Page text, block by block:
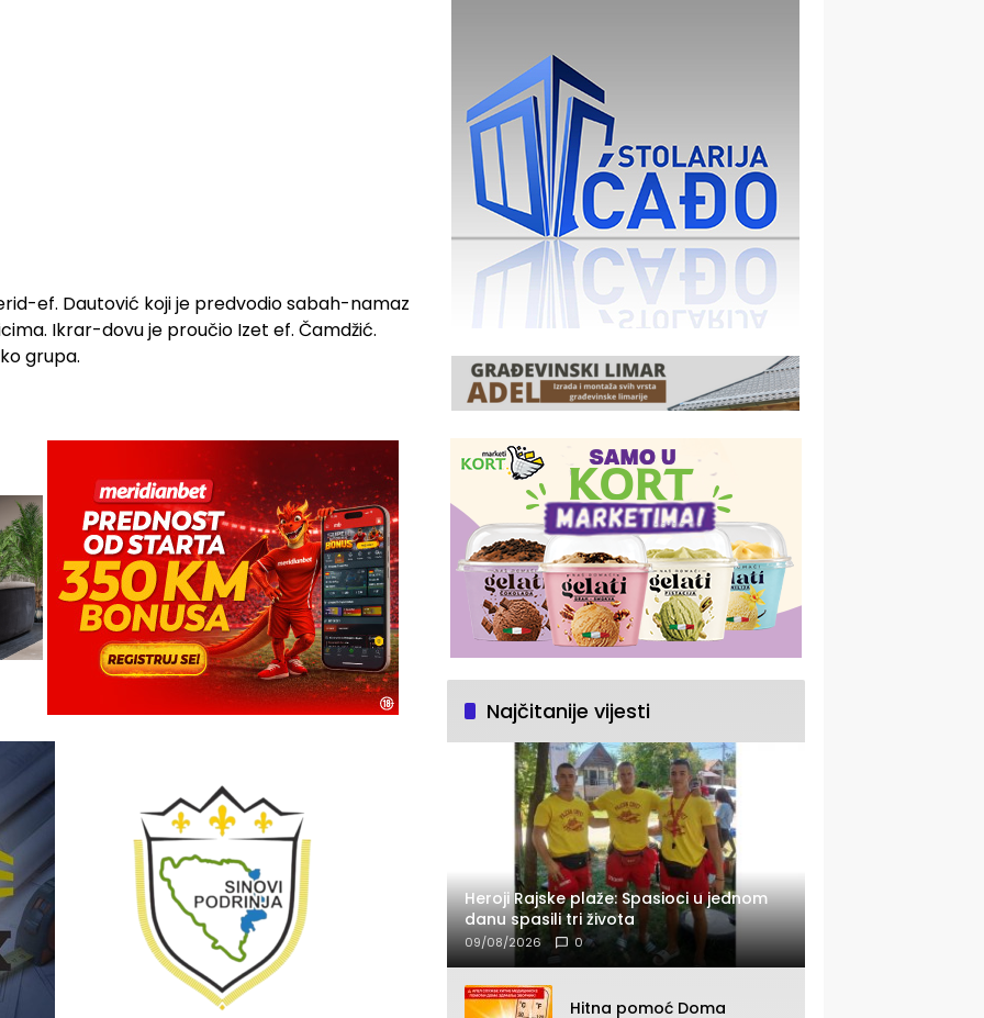
ef. Dautović koji je predvodio sabah-namaz
Ikrar-dovu je proučio Izet ef. Čamdžić.
grupa.
Najčitanije vijesti
Heroji Rajske plaže: Spasioci u jednom
danu spasili tri života
09/08/2026 0
Hitna pomoć Doma